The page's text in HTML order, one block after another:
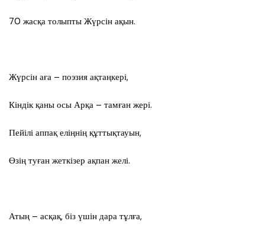
70 жасқа толыпты Жүрсін ақын.
Жүрсін аға – поэзия ақтаңкері,
Кіндік қаны осы Арқа – тамған жері.
Пейілі аппақ еліңнің құттықтауын,
Өзің туған жеткізер ақпан желі.
Атың – асқақ, біз үшін дара тұлға,